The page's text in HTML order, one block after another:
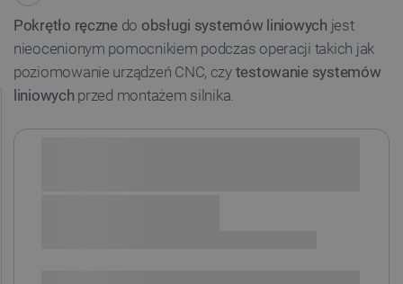
Pokrętło ręcznedo obsługi systemów liniowych jest
nieocenionym pomocnikiem podczas operacji takich jak
poziomowanie urządzeń CNC, czy testowanie systemów
liniowych przed montażem silnika.